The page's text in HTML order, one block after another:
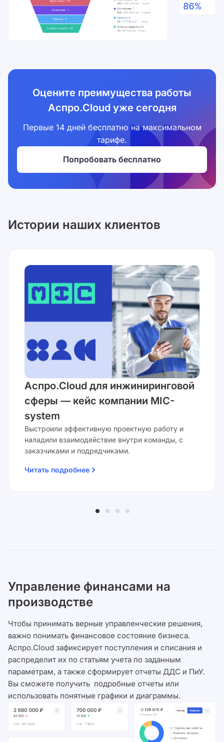
Оцените преимущества работы
Аспро.Cloud уже сегодня
Первые 14 дней бесплатно на максимальном
тарифе.
Попробовать бесплатно
Истории наших клиентов
Аспро.Cloud для инжиниринговой
сферы — кейс компании MIC-
system
Выстроили эффективную проектную работу и
наладили взаимодействие внутри команды, с
заказчиками и подрядчиками.
Читать подробнее
Управление финансами на
производстве
Чтобы принимать верные управленческие решения,
важно понимать финансовое состояние бизнеса.
Аспро.Cloud зафиксирует поступления и списания и
распределит их по статьям учета по заданным
параметрам, а также сформирует отчеты ДДС и ПиУ.
Вы сможете получить подробные отчеты или
использовать понятные графики и диаграммы.